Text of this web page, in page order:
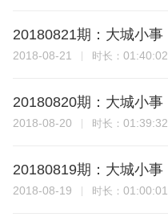
20180821期：大城小事
2018-08-21 时长： 01:40:02
20180820期：大城小事
2018-08-20 时长： 01:39:32
20180819期：大城小事
2018-08-19 时长： 01:00:01